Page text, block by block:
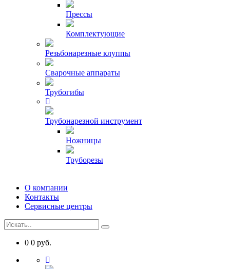
Прессы
Комплектующие
Резьбонарезные клуппы
Сварочные аппараты
Трубогибы
Трубонарезной инструмент
Ножницы
Труборезы
О компании
Контакты
Сервисные центры
0 0 руб.